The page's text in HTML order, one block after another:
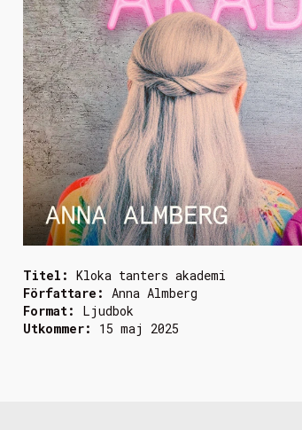
Titel: Kloka tanters akademi
Författare: Anna Almberg
Format: Ljudbok
Utkommer: 15 maj 2025